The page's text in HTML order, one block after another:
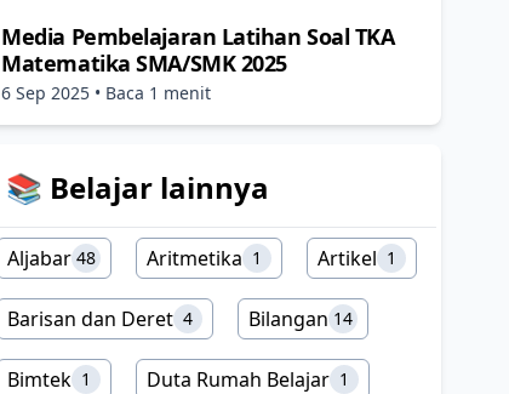
Media Pembelajaran Latihan Soal TKA
Matematika SMA/SMK 2025
6 Sep 2025 • Baca 1 menit
📚 Belajar lainnya
Aljabar 48 Aritmetika 1 Artikel 1
Barisan dan Deret 4 Bilangan 14
Bimtek 1 Duta Rumah Belajar 1